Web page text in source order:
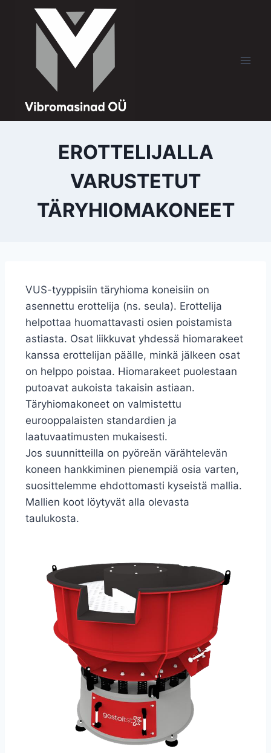
EROTTELIJALLA
VARUSTETUT
TÄRYHIOMAKONEET
VUS-tyyppisiin täryhioma koneisiin on
asennettu erottelija (ns. seula). Erottelija
helpottaa huomattavasti osien poistamista
astiasta. Osat liikkuvat yhdessä hiomarakeet
kanssa erottelijan päälle, minkä jälkeen osat
on helppo poistaa. Hiomarakeet puolestaan
putoavat aukoista takaisin astiaan.
Täryhiomakoneet on valmistettu
eurooppalaisten standardien ja
laatuvaatimusten mukaisesti.
Jos suunnitteilla on pyöreän värähtelevän
koneen hankkiminen pienempiä osia varten,
suosittelemme ehdottomasti kyseistä mallia.
Mallien koot löytyvät alla olevasta
taulukosta.